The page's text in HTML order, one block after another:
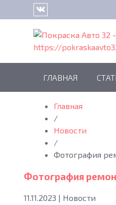
ГЛАВНАЯ
Главная
/
Новости
/
Фотография
Фотография
11.11.2023 | Новости